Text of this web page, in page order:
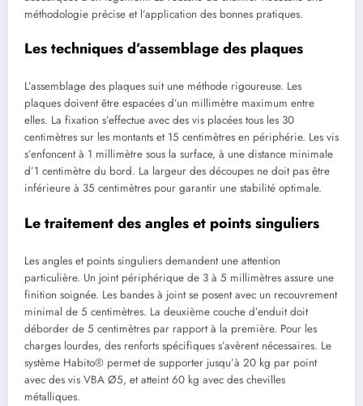
méthodologie précise et l’application des bonnes pratiques.
Les techniques d’assemblage des plaques
L’assemblage des plaques suit une méthode rigoureuse. Les
plaques doivent être espacées d’un millimètre maximum entre
elles. La fixation s’effectue avec des vis placées tous les 30
centimètres sur les montants et 15 centimètres en périphérie. Les vis
s’enfoncent à 1 millimètre sous la surface, à une distance minimale
d’1 centimètre du bord. La largeur des découpes ne doit pas être
inférieure à 35 centimètres pour garantir une stabilité optimale.
Le traitement des angles et points singuliers
Les angles et points singuliers demandent une attention
particulière. Un joint périphérique de 3 à 5 millimètres assure une
finition soignée. Les bandes à joint se posent avec un recouvrement
minimal de 5 centimètres. La deuxième couche d’enduit doit
déborder de 5 centimètres par rapport à la première. Pour les
charges lourdes, des renforts spécifiques s’avèrent nécessaires. Le
système Habito® permet de supporter jusqu’à 20 kg par point
avec des vis VBA Ø5, et atteint 60 kg avec des chevilles
métalliques.